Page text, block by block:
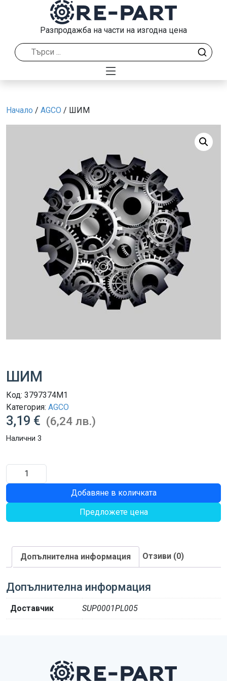
Разпродажба на части на изгодна цена
Начало / AGCO / ШИМ
ШИМ
Код: 3797374M1
Категория: AGCO
3,19 € (6,24 лв.)
Налични 3
количество
за
Добавяне в количката
Предложете цена
Допълнителна информация Отзиви (0)
Допълнителна информация
Доставчик SUP0001PL005